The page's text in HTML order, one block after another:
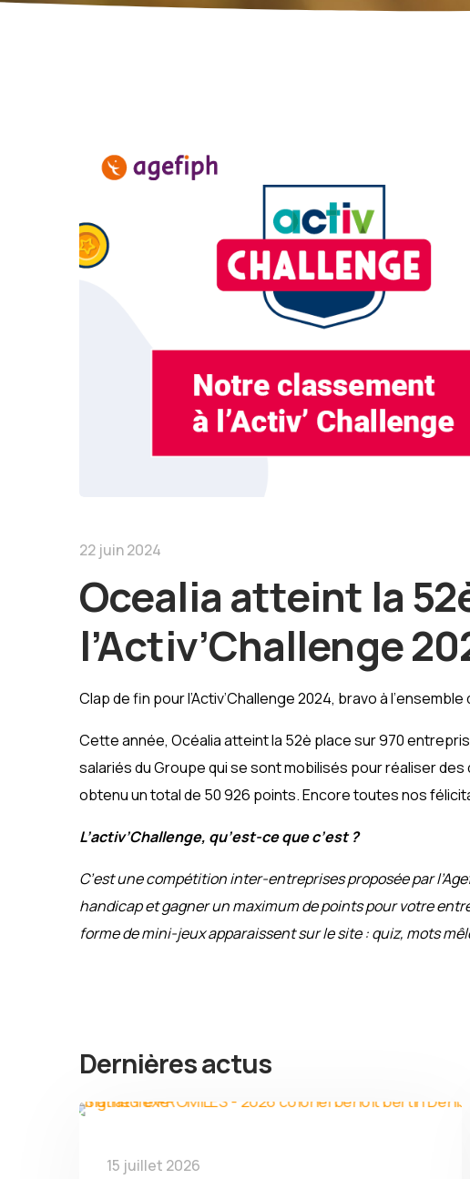
22 juin 2024
Ocealia atteint la
l’Activ’Challenge
Clap de fin pour l’Activ’Challenge 2024, bravo à
Cette année, Océalia atteint la 52è place sur 970
salariés du Groupe qui se sont mobilisés pour réaliser
obtenu un total de 50 926 points. Encore toutes nos
L’activ’Challenge, qu’est-ce que c’est ?
C’est une compétition inter-entreprises proposée par
handicap et gagner un maximum de points pour votre
forme de mini-jeux apparaissent sur le site : quiz, mots
Dernières actus
15 juillet 2026